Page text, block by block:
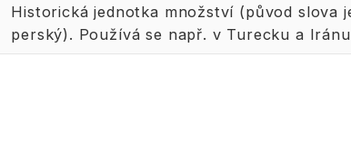
Historická jednotka množství (původ slova
perský). Používá se např. v Turecku a